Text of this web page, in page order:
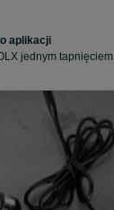
aplikacji
jednym tapnięciem